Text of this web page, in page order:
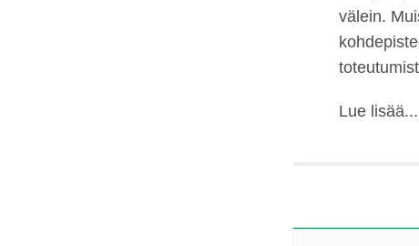
välein.
Lue lisää...